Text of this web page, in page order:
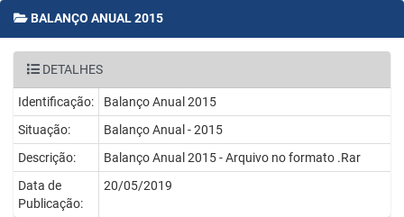
BALANÇO ANUAL 2015
DETALHES
Identificação:
Balanço Anual 2015
Situação:
Balanço Anual - 2015
Descrição:
Balanço Anual 2015 - Arquivo no formato .Rar
Data de
Publicação:
20/05/2019